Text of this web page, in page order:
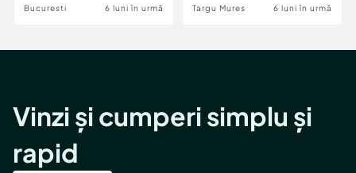
Bucuresti 6 luni în urmă Targu Mures 6 luni în urmă
Vinzi și cumperi simplu și
rapid